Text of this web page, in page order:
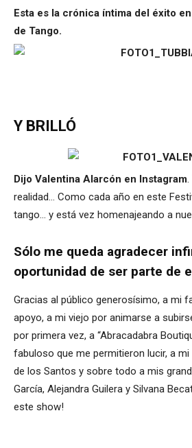
Esta es la crónica íntima del éxito
de Tango.
Y BRILLÓ
Dijo Valentina Alarcón en Instagram
realidad… Como cada año en este
tango… y está vez homenajeando a
Sólo me queda agradecer
oportunidad de ser parte de
Gracias al público generosísimo, a mi
apoyo, a mi viejo por animarse a
por primera vez, a “Abracadabra
fabuloso que me permitieron lucir, a
de los Santos y sobre todo a mis
García, Alejandra Guilera y Silvana
este show!